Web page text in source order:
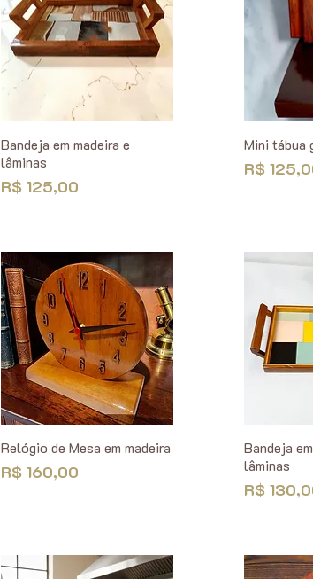
Bandeja em madeira e
lâminas
Preço
R$ 125,00
Mini tábua
Preço
R$
Relógio de Mesa em madeira
Preço
R$ 160,00
Bandeja
lâminas
Preço
R$